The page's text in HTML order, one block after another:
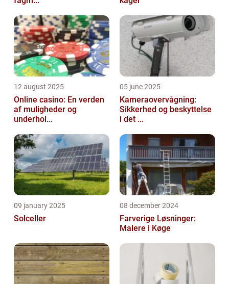
12 august 2025
Online casino: En verden
af muligheder og
underhol...
05 june 2025
Kameraovervågning:
Sikkerhed og beskyttelse
i det ...
09 january 2025
Solceller
08 december 2024
Farverige Løsninger:
Malere i Køge